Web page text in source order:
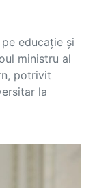
educație și
ministru al
potrivit
la